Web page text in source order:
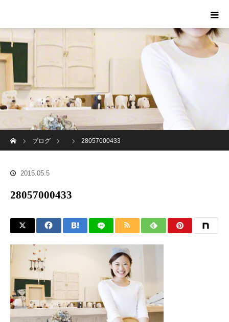
ブログ
28057000433
2015.05.5
28057000433